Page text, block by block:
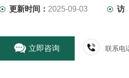
更新时间： 2025-09-03 访
立即咨询 联系电